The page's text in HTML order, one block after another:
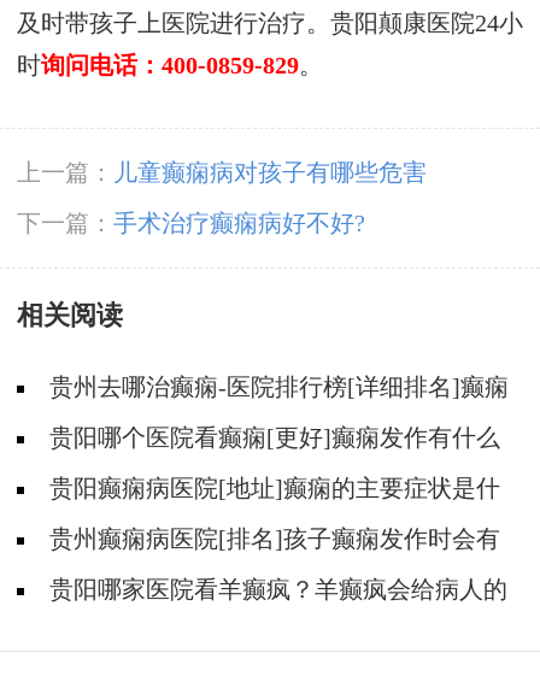
及时带孩子上医院进行治疗。贵阳颠康医院24小
时询问电话：400-0859-829。
上一篇：
儿童癫痫病对孩子有哪些危害
下一篇： 手术治疗癫痫病好不好?
相关阅读
贵州去哪治癫痫-医院排行榜[详细排名]癫痫
会导致病人精神失常吗?
贵阳哪个医院看癫痫[更好]癫痫发作有什么
症状表现?
贵阳癫痫病医院[地址]癫痫的主要症状是什
么?贵州癫痫病医院[排名]孩子癫痫发作时会有
什么症状?
贵阳哪家医院看羊癫疯？羊癫疯会给病人的